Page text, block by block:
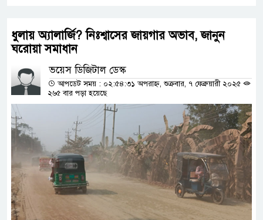
ধুলায় অ্যালার্জি? নিঃশ্বাসের জায়গার অভাব, জানুন
ঘরোয়া সমাধান
ভয়েস ডিজিটাল ডেস্ক
আপডেট সময় : ০২:৫৪:৩১ অপরাহ্ন, শুক্রবার, ৭ ফেব্রুয়ারী ২০২৫
২৬৫ বার পড়া হয়েছে